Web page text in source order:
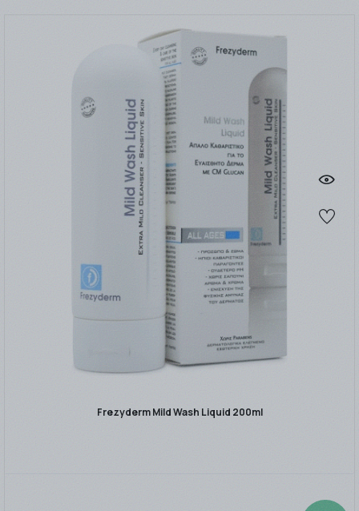
Frezyderm Mild Wash Liquid 200ml